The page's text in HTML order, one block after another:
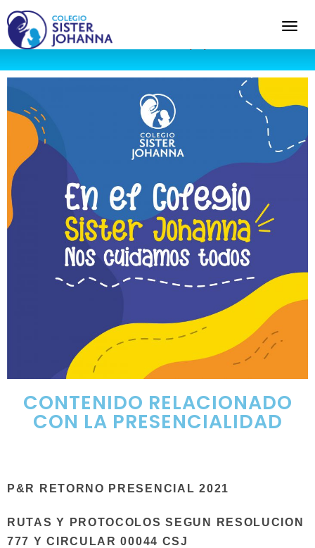
Warning: Undefined variable $content in
C:\xampp\htdocs\colsisterjohanna\wp-
content\themes\fundemabu\header.php
CONTENIDO RELACIONADO
CON LA PRESENCIALIDAD
P&R RETORNO PRESENCIAL 2021
RUTAS Y PROTOCOLOS SEGUN RESOLUCION
777 Y CIRCULAR 00044 CSJ